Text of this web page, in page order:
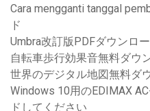
Cara mengganti tanggal
ド
Umbra改訂版PDFダウンロ
自転車歩行効果音無料ダウ
世界のデジタル地図無料ダ
Windows 10用のEDIMAX
ドしてください